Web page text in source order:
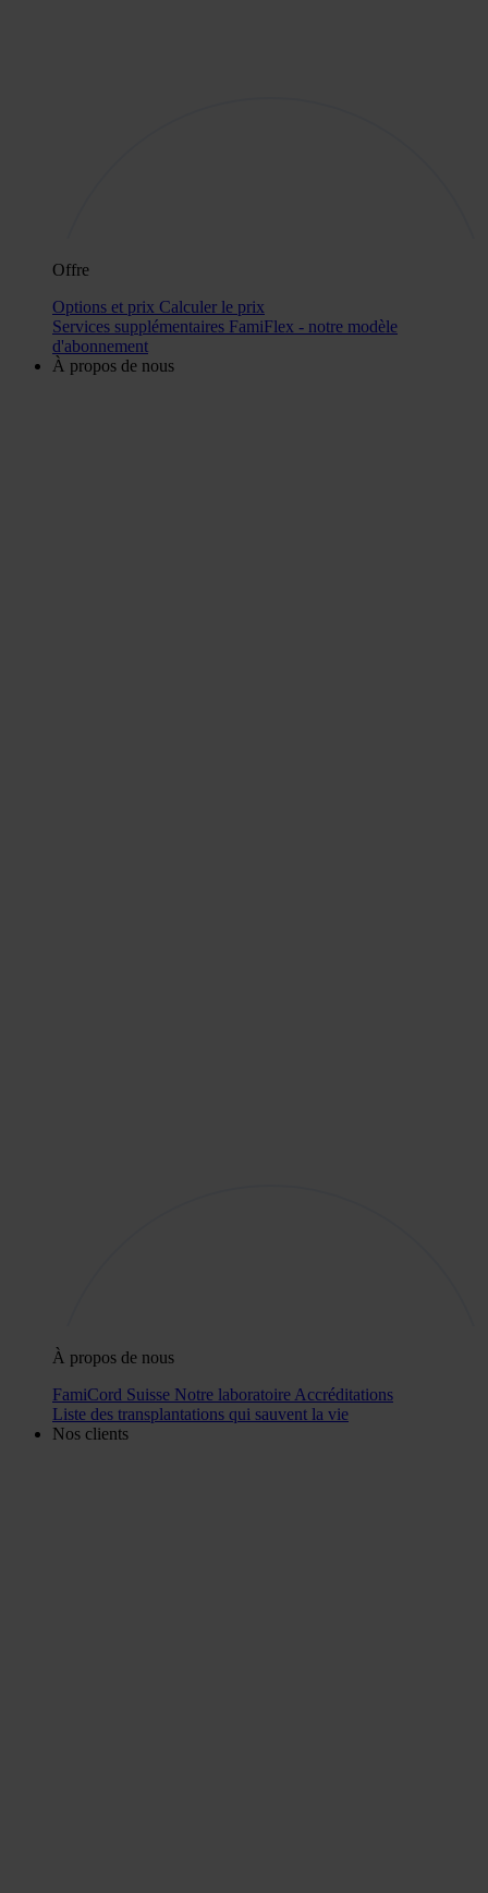
Offre
Options et prix Calculer le prix
Services supplémentaires FamiFlex - notre modèle
d'abonnement
À propos de nous
À propos de nous
FamiCord Suisse Notre laboratoire Accréditations
Liste des transplantations qui sauvent la vie
Nos clients